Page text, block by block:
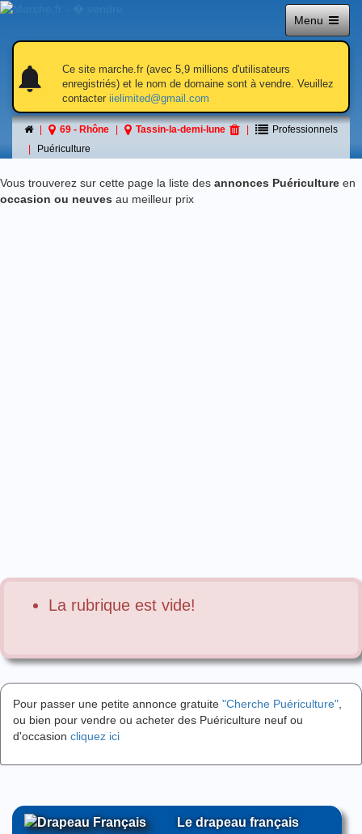
Menu
notifications
notifications
Ce site marche.fr (avec 5,9 millions d'utilisateurs
enregistriés) et le nom de domaine sont à vendre. Veuillez
contacter iielimited@gmail.com
69 - Rhône Tassin-la-demi-lune
Professionnels
Puériculture
Puériculture
á Tassin-la-demi-lune
Vous trouverez sur cette page la liste des annonces Puériculture en
occasion ou neuves au meilleur prix
La rubrique est vide!
Pour passer une petite annonce gratuite "Cherche Puériculture"
ou bien pour vendre ou acheter des Puériculture neuf ou
d'occasion cliquez ici
Le drapeau français